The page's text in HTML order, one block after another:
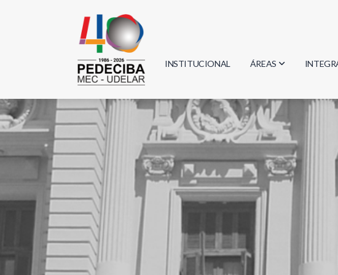
INSTITUCIONAL ÁREAS
Biología
Física
Geociencias
Informática
Matemática
Química